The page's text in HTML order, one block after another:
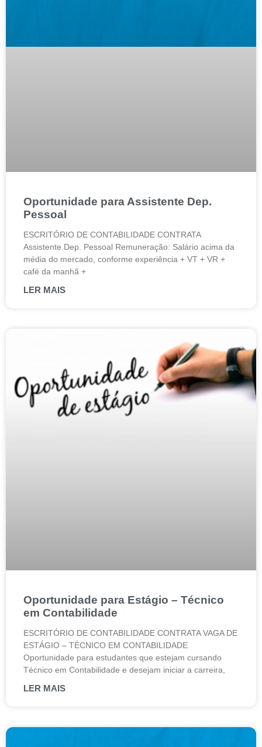
Oportunidade para Assistente Dep.
Pessoal
ESCRITÓRIO DE CONTABILIDADE CONTRATA
Assistente Dep. Pessoal Remuneração: Salário acima da
média do mercado, conforme experiência + VT + VR +
café da manhã +
LER MAIS
Oportunidade para Estágio – Técnico
em Contabilidade
ESCRITÓRIO DE CONTABILIDADE CONTRATA VAGA DE
ESTÁGIO – TÉCNICO EM CONTABILIDADE
Oportunidade para estudantes que estejam cursando
Técnico em Contabilidade e desejam iniciar a carreira,
LER MAIS